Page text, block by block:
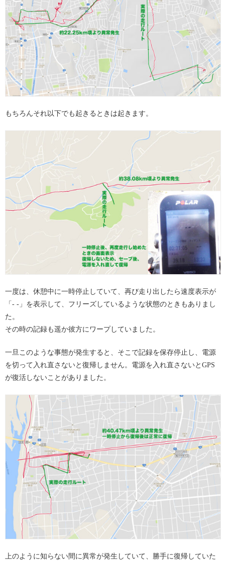
もちろんそれ以下でも起きるときは起きます。
一度は、休憩中に一時停止していて、再び走り出したら速度表示が
「- -」を表示して、フリーズしているような状態のときもありまし
た。
その時の記録も遥か彼方にワープしていました。
一旦このような事態が発生すると、そこで記録を保存停止し、電源
を切って入れ直さないと復帰しません。電源を入れ直さないとGPS
が復活しないことがありました。
上のように知らない間に異常が発生していて、勝手に復帰していた